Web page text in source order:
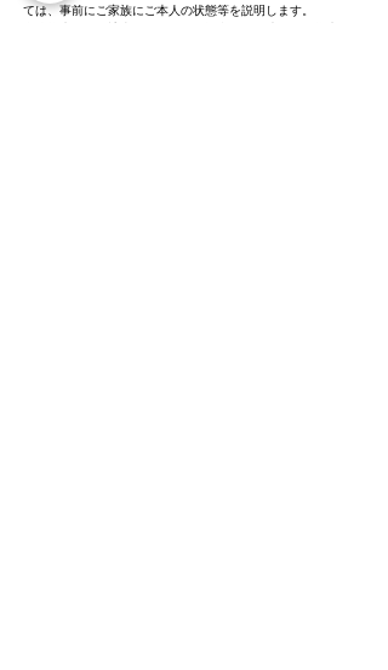
ては、事前にご家族にご本人の状態等を説明します。